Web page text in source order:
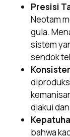
Presisi
Neotam
gula.
sistem
sendok
diakui
bahwa